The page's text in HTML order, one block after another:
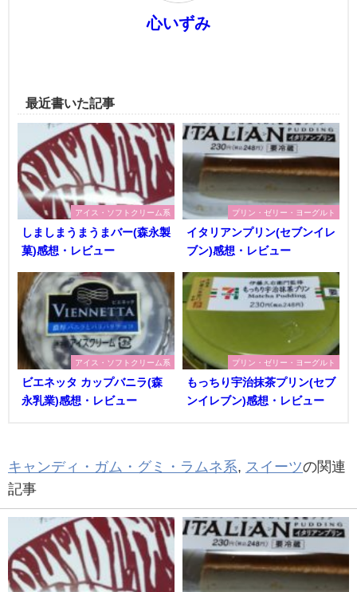
心いずみ
最近書いた記事
アイス・ソフトクリーム系
しましまうまうまバー(森永製
菓)感想・レビュー
プリン・ゼリー・ヨーグルト
イタリアンプリン(セブンイレ
ブン)感想・レビュー
アイス・ソフトクリーム系
ビエネッタ カップバニラ(森
永乳業)感想・レビュー
プリン・ゼリー・ヨーグルト
もっちり宇治抹茶プリン(セブ
ンイレブン)感想・レビュー
キャンディ・ガム・グミ・ラムネ系, スイーツの関連
記事